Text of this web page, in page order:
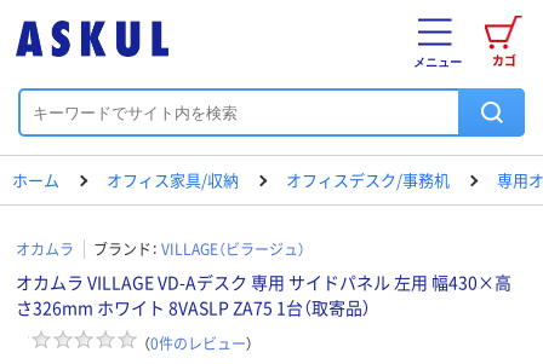
カゴ
メニュー
ホーム オフィス家具/収納 オフィスデスク/事務机 専用
オカムラ ブランド： VILLAGE（ビラージュ）
オカムラ VILLAGE VD-Aデスク 専用 サイドパネル 左用 幅430×高
さ326mm ホワイト 8VASLP ZA75 1台（取寄品）
（0件のレビュー）